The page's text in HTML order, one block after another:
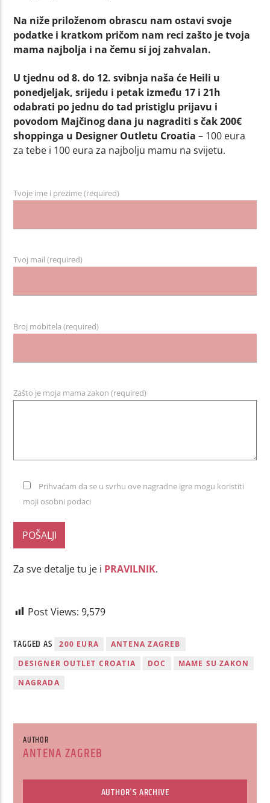
Na niže priloženom obrascu nam ostavi svoje
podatke i kratkom pričom nam reci zašto je tvoja
mama najbolja i na čemu si joj zahvalan.
U tjednu od 8. do 12. svibnja naša će Heili u
ponedjeljak, srijedu i petak između 17 i 21h
odabrati po jednu do tad pristiglu prijavu i
povodom Majčinog dana ju nagraditi s čak200€
shoppinga u Designer Outletu Croatia – 100 eura
za tebe i 100 eura za najbolju mamu na svijetu.
Tvoje ime i prezime (required)
Tvoj mail (required)
Broj mobitela (required)
Zašto je moja mama zakon (required)
Prihvaćam da se u svrhu ove nagradne igre mogu koristiti
moji osobni podaci
Za sve detalje tu je i PRAVILNIK.
Post Views: 9,579
TAGGED AS 200 EURA
ANTENA ZAGREB
DESIGNER OUTLET CROATIA
DOC
MAME SU ZAKON
NAGRADA
AUTHOR
ANTENA ZAGREB
AUTHOR'S ARCHIVE